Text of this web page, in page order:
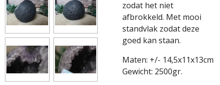
zodat het niet
afbrokkeld. Met mooi
standvlak zodat deze
goed kan staan.
Maten: +/- 14,5x11x13cm
Gewicht: 2500gr.